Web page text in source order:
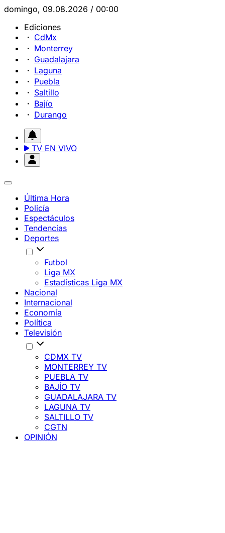
domingo, 09.08.2026 / 00:00
Ediciones
CdMx
Monterrey
Guadalajara
Laguna
Puebla
Saltillo
Bajío
Durango
TV EN VIVO
Última Hora
Policía
Espectáculos
Tendencias
Deportes
Futbol
Liga MX
Estadísticas Liga MX
Nacional
Internacional
Economía
Política
Televisión
CDMX TV
MONTERREY TV
PUEBLA TV
BAJÍO TV
GUADALAJARA TV
LAGUNA TV
SALTILLO TV
CGTN
OPINIÓN